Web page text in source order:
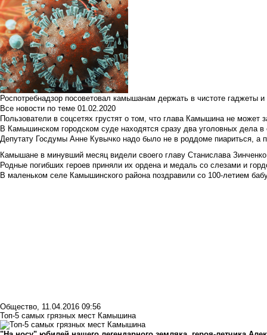
Роспотребнадзор посоветовал камышанам держать в чистоте гаджеты
Все новости по теме 01.02.2020
Пользователи в соцсетях грустят о том, что глава Камышина не может
В Камышинском городском суде находятся сразу два уголовных дела
Депутату Госдумы Анне Кувычко надо было не в роддоме пиариться, а
Камышане в минувший месяц видели своего главу Станислава Зинченко
Родные погибших героев приняли их ордена и медаль со слезами и
В маленьком селе Камышинского района поздравили со 100-летием
Общество, 11.04.2016 09:56
Топ-5 самых грязных мест Камышина